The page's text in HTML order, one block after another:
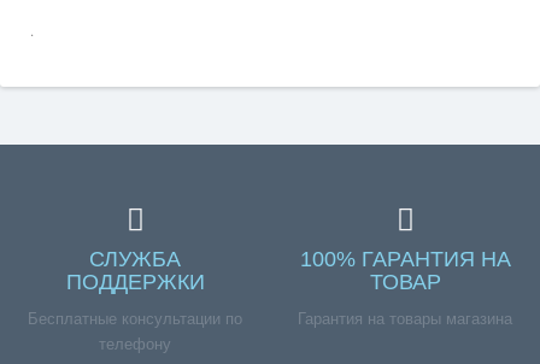
.
СЛУЖБА
ПОДДЕРЖКИ
Бесплатные консультации по
телефону
100% ГАРАНТИЯ НА
ТОВАР
Гарантия на товары магазина